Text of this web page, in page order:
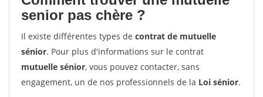
senior pas chère ?
Il existe différentes types de contrat de mutuelle
sénior. Pour plus d'informations sur le contrat
mutuelle sénior, vous pouvez contacter, sans
engagement, un de nos professionnels de la Loi sénior.